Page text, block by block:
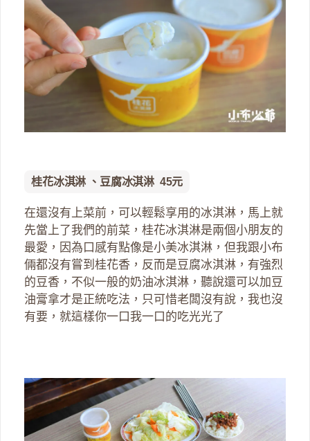
桂花冰淇淋 、豆腐冰淇淋 45元
在還沒有上菜前，可以輕鬆享用的冰淇淋，馬上就
先當上了我們的前菜，桂花冰淇淋是兩個小朋友的
最愛，因為口感有點像是小美冰淇淋，但我跟小布
倆都沒有嘗到桂花香，反而是豆腐冰淇淋，有強烈
的豆香，不似一般的奶油冰淇淋，聽說還可以加豆
油膏拿才是正統吃法，只可惜老闆沒有說，我也沒
有要，就這樣你一口我一口的吃光光了